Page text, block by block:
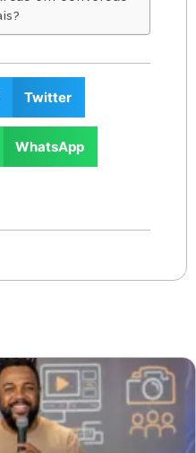
Twitter
WhatsApp